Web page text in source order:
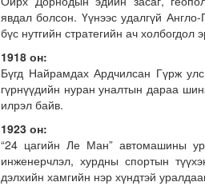
явдал болсон. Үүнээс удалгүй
бүс нутгийн стратегийн ач холбогдол
1918 он:
Бүгд Найрамдах Ардчилсан Гүрж улс
гүрнүүдийн нуран уналтын дараа
илрэл байв.
1923 он:
“24 цагийн Ле Ман” автомашины
инженерчлэл, хурдны спортын
дэлхийн хамгийн нэр хүндтэй